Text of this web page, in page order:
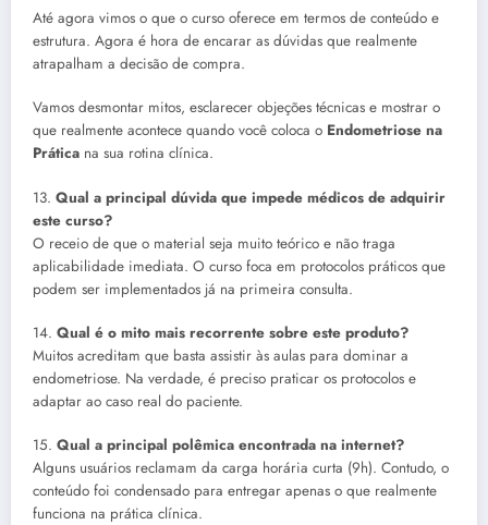
Até agora vimos o que o curso oferece em termos de conteúdo e
estrutura. Agora é hora de encarar as dúvidas que realmente
atrapalham a decisão de compra.
Vamos desmontar mitos, esclarecer objeções técnicas e mostrar o
que realmente acontece quando você coloca o Endometriose na
Prática na sua rotina clínica.
13. Qual a principal dúvida que impede médicos de adquirir
este curso?
O receio de que o material seja muito teórico e não traga
aplicabilidade imediata. O curso foca em protocolos práticos que
podem ser implementados já na primeira consulta.
14. Qual é o mito mais recorrente sobre este produto?
Muitos acreditam que basta assistir às aulas para dominar a
endometriose. Na verdade, é preciso praticar os protocolos e
adaptar ao caso real do paciente.
15. Qual a principal polêmica encontrada na internet?
Alguns usuários reclamam da carga horária curta (9h). Contudo, o
conteúdo foi condensado para entregar apenas o que realmente
funciona na prática clínica.